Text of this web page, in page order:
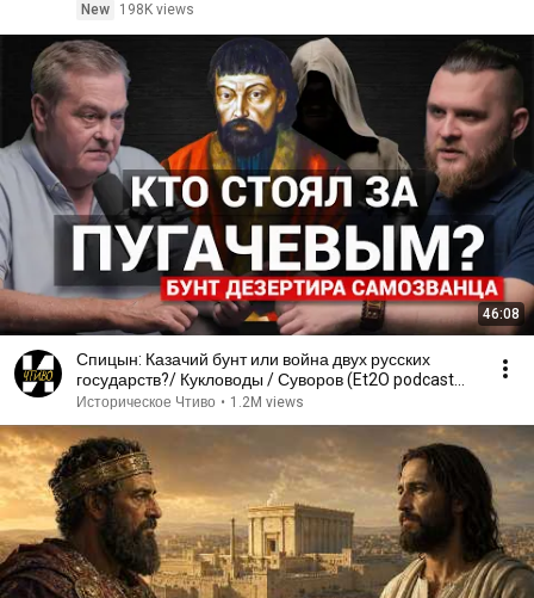
New
198K views
46:08
Спицын: Казачий бунт или война двух русских
государств?/ Кукловоды / Суворов (Et2O podcast
13)
Историческое Чтиво • 1.2M views